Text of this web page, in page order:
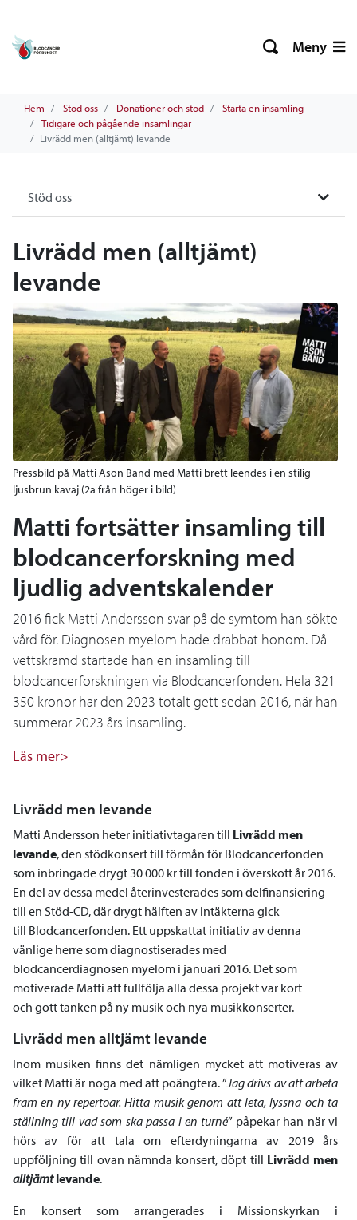
Meny
Hem Stöd oss Donationer och stöd
Starta en insamling
Tidigare och pågående insamlingar
Livrädd men (alltjämt) levande
Stöd oss
Livrädd men (alltjämt)
levande
Pressbild på Matti Ason Band med Matti brett leendes i en stilig
ljusbrun kavaj (2a från höger i bild)
Matti fortsätter insamling till
blodcancerforskning med
ljudlig adventskalender
2016 fick Matti Andersson svar på de symtom han sökte
vård för. Diagnosen myelom hade drabbat honom. Då
vettskrämd startade han en insamling till
blodcancerforskningen via Blodcancerfonden. Hela 321
350 kronor har den 2023 totalt gett sedan 2016, när han
summerar 2023 års insamling.
Läs mer>
Livrädd men levande
Matti Andersson heter initiativtagaren till Livrädd men
levande, den stödkonsert till förmån för Blodcancerfonden
som inbringade drygt 30 000 kr till fonden i överskott år 2016.
En del av dessa medel återinvesterades som delfinansiering
till en Stöd-CD, där drygt hälften av intäkterna gick
till Blodcancerfonden. Ett uppskattat initiativ av denna
vänlige herre som diagnostiserades med
blodcancerdiagnosen myelom i januari 2016. Det som
motiverade Matti att fullfölja alla dessa projekt var kort
och gott tanken på ny musik och nya musikkonserter.
Livrädd men alltjämt levande
Inom musiken finns det nämligen mycket att motiveras av
vilket Matti är noga med att poängtera. ”Jag drivs av att arbeta
fram en ny repertoar. Hitta musik genom att leta, lyssna och ta
ställning till vad som ska passa i en turné” påpekar han när vi
hörs av för att tala om efterdyningarna av 2019 års
uppföljning till ovan nämnda konsert, döpt till Livrädd men
alltjämtlevande.
En konsert som arrangerades i Missionskyrkan i